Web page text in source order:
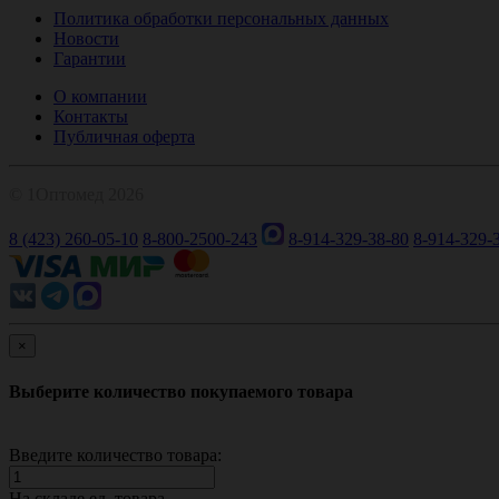
Политика обработки персональных данных
Новости
Гарантии
О компании
Контакты
Публичная оферта
8 (423) 260-05-10 8-800-2500-243 8-914-329-38-80 8-914-329-
×
Выберите количество покупаемого товара
Введите количество товара: